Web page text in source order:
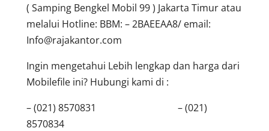
( Samping Bengkel Mobil 99 ) Jakarta Timur atau
melalui Hotline: BBM: – 2BAEEAA8/ email:
Info@rajakantor.com
Ingin mengetahui Lebih lengkap dan harga dari
Mobilefile ini? Hubungi kami di :
– (021) 8570831 – (021)
8570834